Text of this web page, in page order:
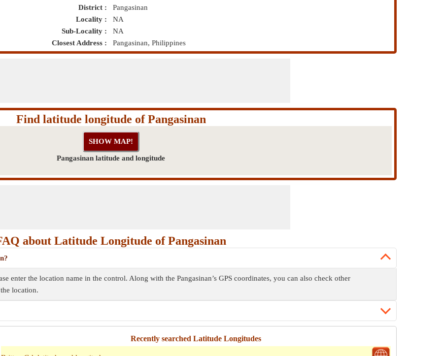
District :
Pangasinan
Locality :
NA
Sub-Locality :
NA
Closest Address :
Pangasinan, Philippines
Find latitude longitude of Pangasinan
Pangasinan latitude and longitude
about Latitude Longitude of Pangasinan
enter the location name in the control. Along with the Pangasinan’s GPS coordinates, you can also check other
location.
Recently searched Latitude Longitudes